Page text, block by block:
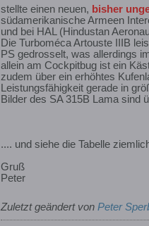
stellte einen neuen, bisher
südamerikanische Armeen
und bei HAL (Hindustan
Die Turboméca Artouste IIIB
PS gedrosselt, was allerdings
allein am Cockpitbug ist ein
zudem über ein erhöhtes
Leistungsfähigkeit gerade in
Bilder des SA 315B Lama sind
.... und siehe die Tabelle
Gruß
Peter
Zuletzt geändert von Peter